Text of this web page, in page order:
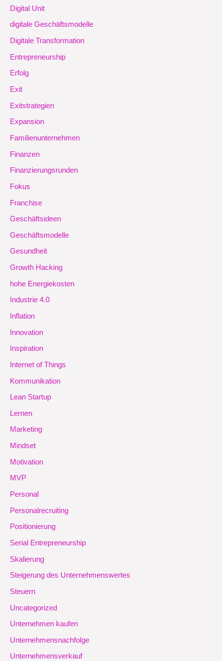
Digital Unit
digitale Geschäftsmodelle
Digitale Transformation
Entrepreneurship
Erfolg
Exit
Exitstrategien
Expansion
Familienunternehmen
Finanzen
Finanzierungsrunden
Fokus
Franchise
Geschäftsideen
Geschäftsmodelle
Gesundheit
Growth Hacking
hohe Energiekosten
Industrie 4.0
Inflation
Innovation
Inspiration
Internet of Things
Kommunikation
Lean Startup
Lernen
Marketing
Mindset
Motivation
MVP
Personal
Personalrecruiting
Positionierung
Serial Entrepreneurship
Skalierung
Steigerung des Unternehmenswertes
Steuern
Uncategorized
Unternehmen kaufen
Unternehmensnachfolge
Unternehmensverkauf